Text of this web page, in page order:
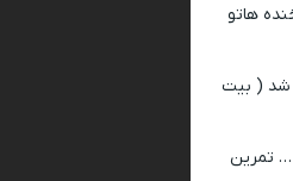
هاتو
شد ( بیت
تمرین